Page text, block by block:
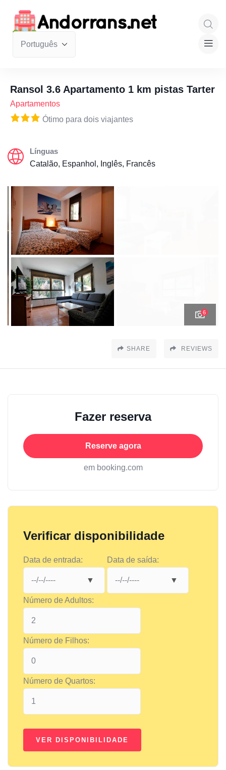
Ransol 3.6 Apartamento 1 km pistas Tarter
Apartamentos
Ótimo para dois viajantes
Línguas
Catalão, Espanhol, Inglês, Francês
6
SHARE REVIEWS
Fazer reserva
Reserve agora
em booking.com
Verificar disponibilidade
Data de entrada: Data de saída:
Número de Adultos:
Número de Filhos:
Número de Quartos: